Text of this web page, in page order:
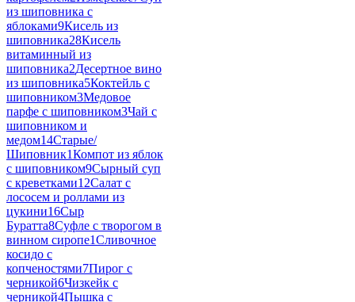
из шиповника с
яблоками9Кисель из
шиповника28Кисель
витаминный из
шиповника2Десертное вино
из шиповника5Коктейль с
шиповником3Медовое
парфе с шиповником3Чай с
шиповником и
медом14Старые/
Шиповник1Компот из яблок
с шиповником9Сырный суп
с креветками12Салат с
лососем и роллами из
цукини16Сыр
Буратта8Суфле с творогом в
винном сиропе1Сливочное
косидо с
копченостями7Пирог с
черникой6Чизкейк с
черникой4Пышка с